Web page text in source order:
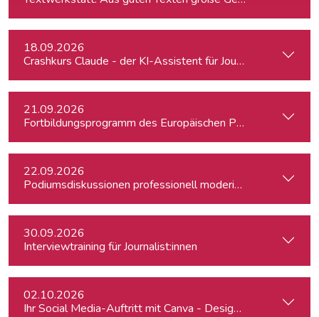
18.09.2026
Crashkurs Claude - der KI-Assistent für Journalist:innen
21.09.2026
Fortbildungsprogramm des Europäischen Parlaments für
22.09.2026
Podiumsdiskussionen professionell moderieren
30.09.2026
Interviewtraining für Journalist:innen
02.10.2026
Ihr Social Media-Auftritt mit Canva - Designs für Instagram,